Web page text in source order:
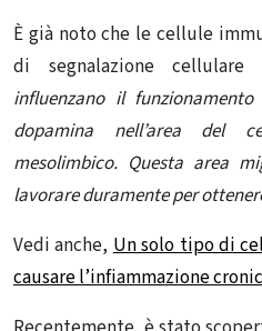
È già noto che le cellule
di segnalazione cellulare
influenzano il
dopamina nell’area del
mesolimbico. Questa area
lavorare duramente per
Vedi anche,Un solo tipo di
causare l’infiammazione